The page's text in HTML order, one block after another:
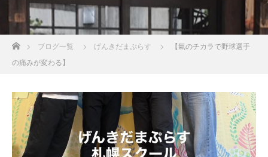
ホームブログ一覧 げんきだまぷらす
【氣のチカラで野球選手
の痛みが変わる】